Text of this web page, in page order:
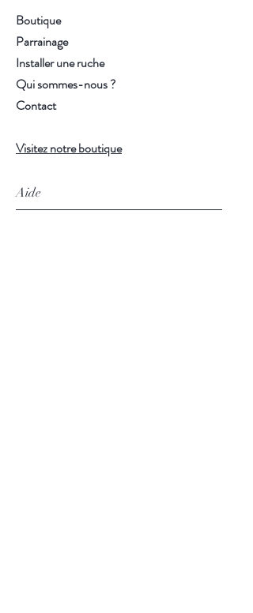
Boutique
Parrainage
Installer une ruche
Qui sommes-nous ?
Contact
Visitez notre boutique
Aide